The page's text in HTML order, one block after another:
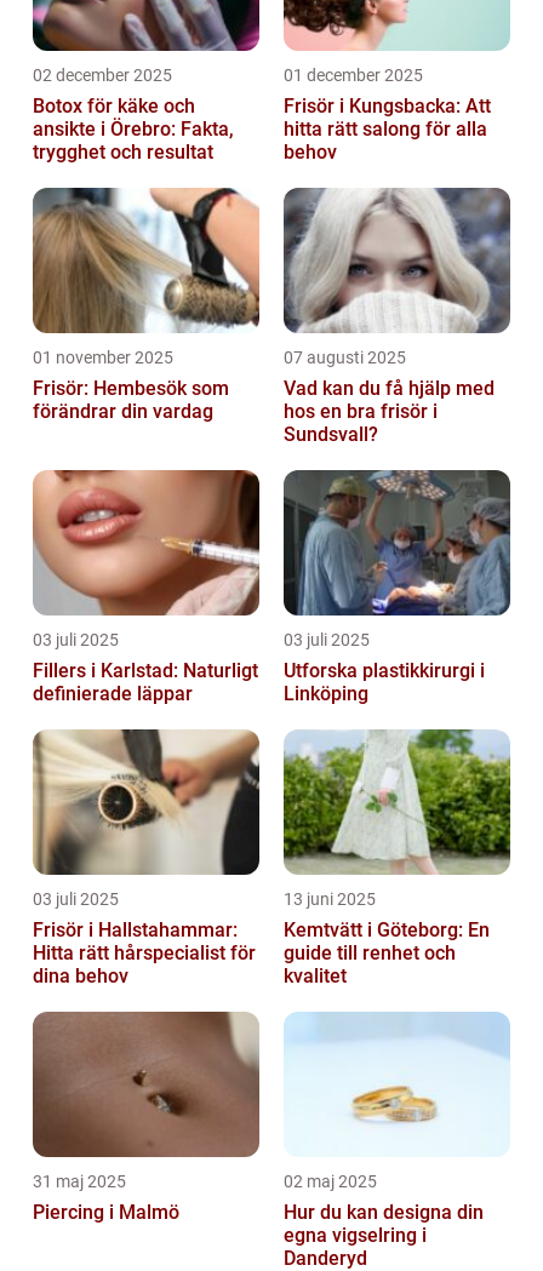
02 december 2025
Botox för käke och
ansikte i Örebro: Fakta,
trygghet och resultat
01 december 2025
Frisör i Kungsbacka: Att
hitta rätt salong för alla
behov
01 november 2025
Frisör: Hembesök som
förändrar din vardag
07 augusti 2025
Vad kan du få hjälp med
hos en bra frisör i
Sundsvall?
03 juli 2025
Fillers i Karlstad: Naturligt
definierade läppar
03 juli 2025
Utforska plastikkirurgi i
Linköping
03 juli 2025
Frisör i Hallstahammar:
Hitta rätt hårspecialist för
dina behov
13 juni 2025
Kemtvätt i Göteborg: En
guide till renhet och
kvalitet
31 maj 2025
Piercing i Malmö
02 maj 2025
Hur du kan designa din
egna vigselring i
Danderyd